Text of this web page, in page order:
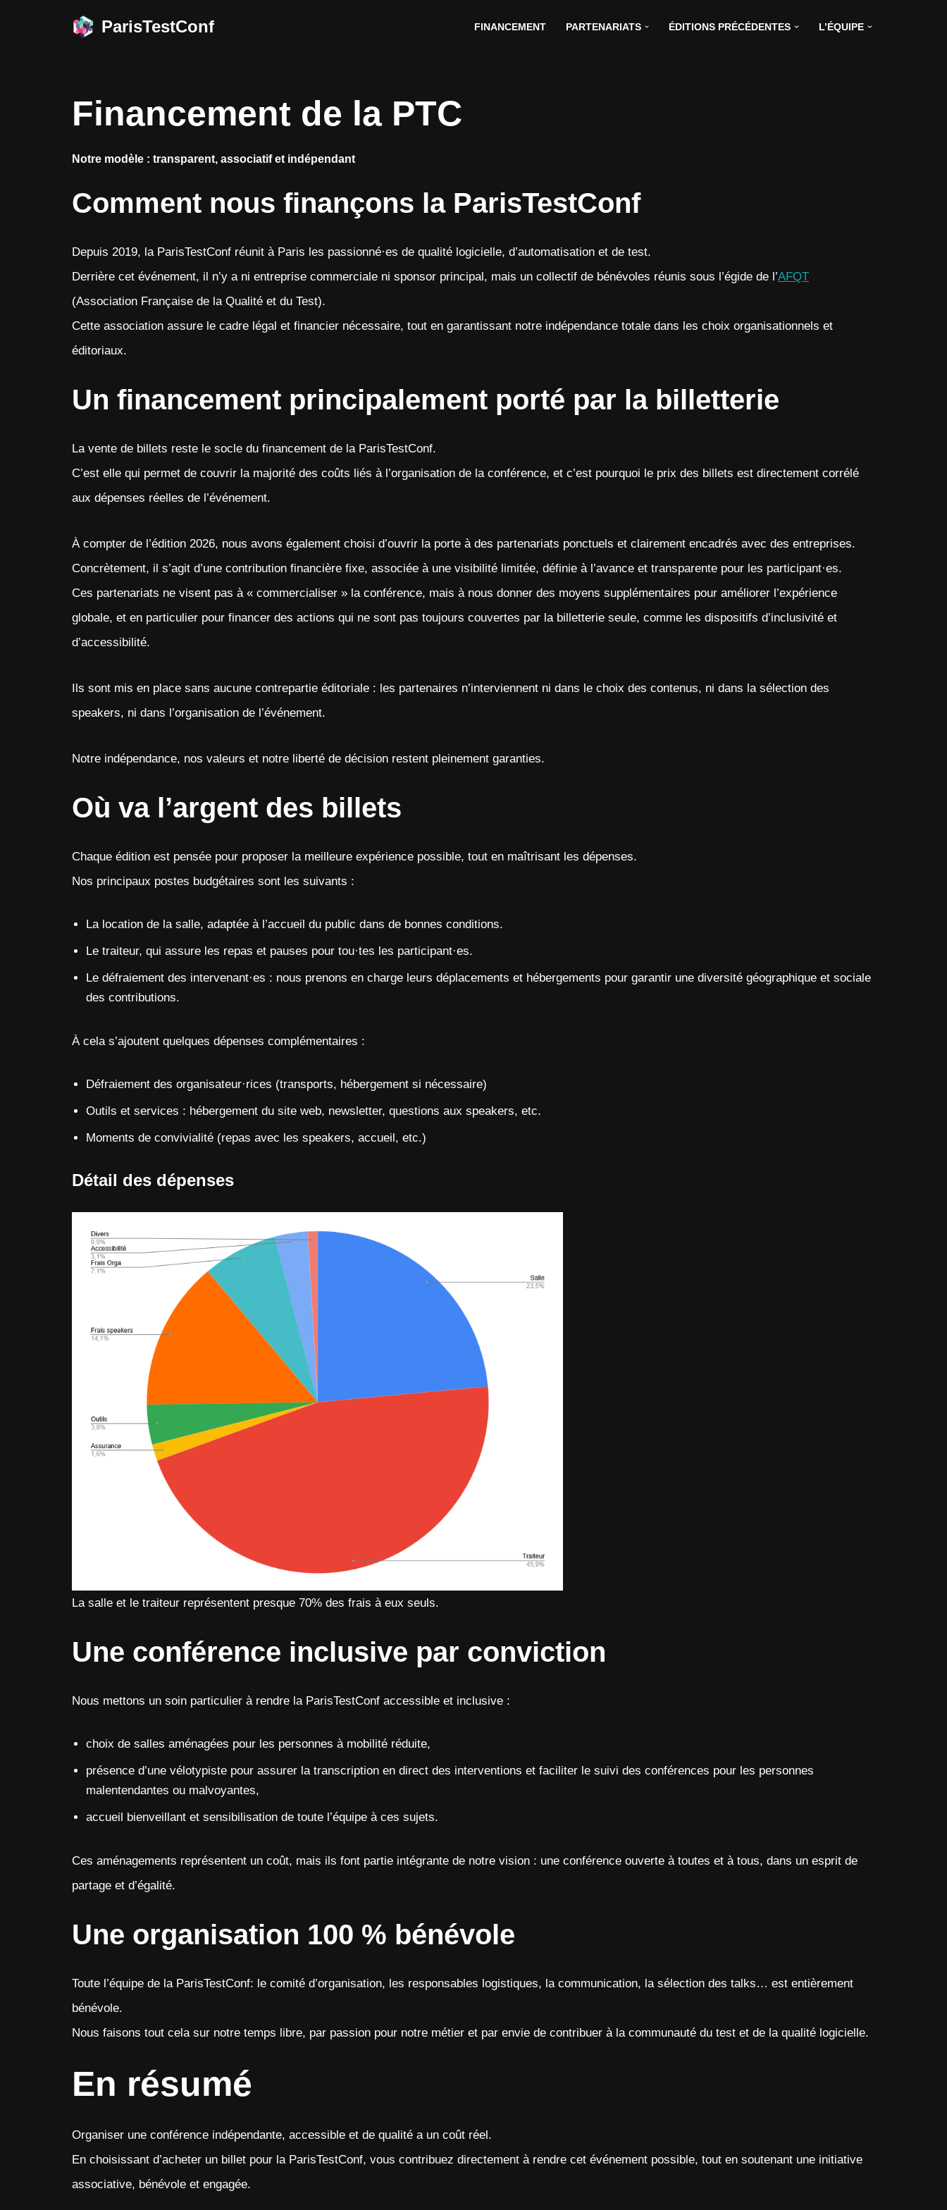
ParisTestConf FINANCEMENT PARTENARIATS ÉDITIONS PRÉCÉDENTES L’ÉQUIPE
Financement de la PTC
Notre modèle : transparent, associatif et indépendant
Comment nous finançons la ParisTestConf
Depuis 2019, la ParisTestConf réunit à Paris les passionné·es de qualité logicielle, d’automatisation et de test.
Derrière cet événement, il n’y a ni entreprise commerciale ni sponsor principal, mais un collectif de bénévoles réunis sous l’égide de l’AFQT
(Association Française de la Qualité et du Test).
Cette association assure le cadre légal et financier nécessaire, tout en garantissant notre indépendance totale dans les choix organisationnels et
éditoriaux.
Un financement principalement porté par la billetterie
La vente de billets reste le socle du financement de la ParisTestConf.
C’est elle qui permet de couvrir la majorité des coûts liés à l’organisation de la conférence, et c’est pourquoi le prix des billets est directement corrélé
aux dépenses réelles de l’événement.
À compter de l’édition 2026, nous avons également choisi d’ouvrir la porte à des partenariats ponctuels et clairement encadrés avec des entreprises.
Concrètement, il s’agit d’une contribution financière fixe, associée à une visibilité limitée, définie à l’avance et transparente pour les participant·es.
Ces partenariats ne visent pas à « commercialiser » la conférence, mais à nous donner des moyens supplémentaires pour améliorer l’expérience
globale, et en particulier pour financer des actions qui ne sont pas toujours couvertes par la billetterie seule, comme les dispositifs d’inclusivité et
d’accessibilité.
Ils sont mis en place sans aucune contrepartie éditoriale : les partenaires n’interviennent ni dans le choix des contenus, ni dans la sélection des
speakers, ni dans l’organisation de l’événement.
Notre indépendance, nos valeurs et notre liberté de décision restent pleinement garanties.
Où va l’argent des billets
Chaque édition est pensée pour proposer la meilleure expérience possible, tout en maîtrisant les dépenses.
Nos principaux postes budgétaires sont les suivants :
La location de la salle, adaptée à l’accueil du public dans de bonnes conditions.
Le traiteur, qui assure les repas et pauses pour tou·tes les participant·es.
Le défraiement des intervenant·es : nous prenons en charge leurs déplacements et hébergements pour garantir une diversité géographique et sociale
des contributions.
À cela s’ajoutent quelques dépenses complémentaires :
Défraiement des organisateur·rices (transports, hébergement si nécessaire)
Outils et services : hébergement du site web, newsletter, questions aux speakers, etc.
Moments de convivialité (repas avec les speakers, accueil, etc.)
Détail des dépenses
La salle et le traiteur représentent presque 70% des frais à eux seuls.
Une conférence inclusive par conviction
Nous mettons un soin particulier à rendre la ParisTestConf accessible et inclusive :
choix de salles aménagées pour les personnes à mobilité réduite,
présence d’une vélotypiste pour assurer la transcription en direct des interventions et faciliter le suivi des conférences pour les personnes
malentendantes ou malvoyantes,
accueil bienveillant et sensibilisation de toute l’équipe à ces sujets.
Ces aménagements représentent un coût, mais ils font partie intégrante de notre vision : une conférence ouverte à toutes et à tous, dans un esprit de
partage et d’égalité.
Une organisation 100 % bénévole
Toute l’équipe de la ParisTestConf: le comité d’organisation, les responsables logistiques, la communication, la sélection des talks… est entièrement
bénévole.
Nous faisons tout cela sur notre temps libre, par passion pour notre métier et par envie de contribuer à la communauté du test et de la qualité logicielle.
En résumé
Organiser une conférence indépendante, accessible et de qualité a un coût réel.
En choisissant d’acheter un billet pour la ParisTestConf, vous contribuez directement à rendre cet événement possible, tout en soutenant une initiative
associative, bénévole et engagée.